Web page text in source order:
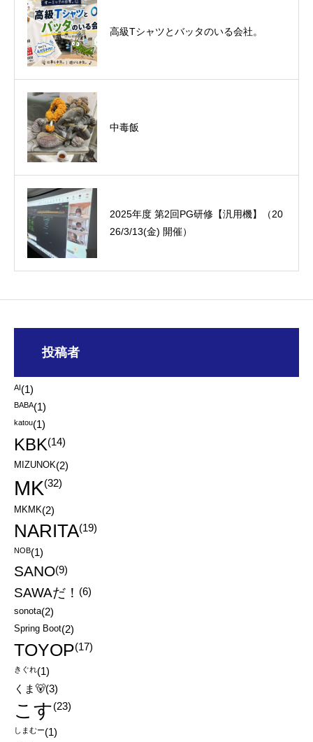
高級Tシャツとバッタのいる会社。
中毒飯
2025年度 第2回PG研修【汎用機】（20
26/3/13(金) 開催）
た！（秋保温泉）
オーミック2022年4月入社式
投稿者
AI(1)
BABA(1)
katou(1)
KBK(14)
MIZUNOK(2)
MK(32)
MKMK(2)
NARITA(19)
NOB(1)
SANO(9)
SAWAだ！ (6)
sonota(2)
Spring Boot(2)
TOYOP(17)
きぐれ(1)
くま🐻(3)
こす(23)
しまむー(1)